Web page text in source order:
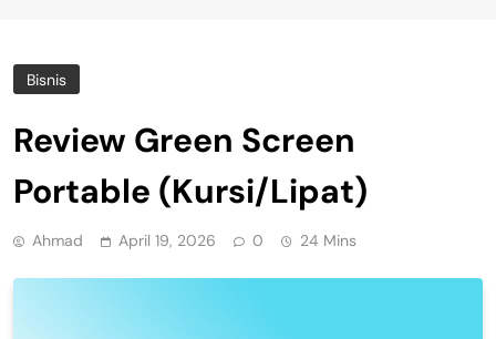
Bisnis
Review Green Screen
Portable (Kursi/Lipat)
Ahmad April 19, 2026 0 24 Mins